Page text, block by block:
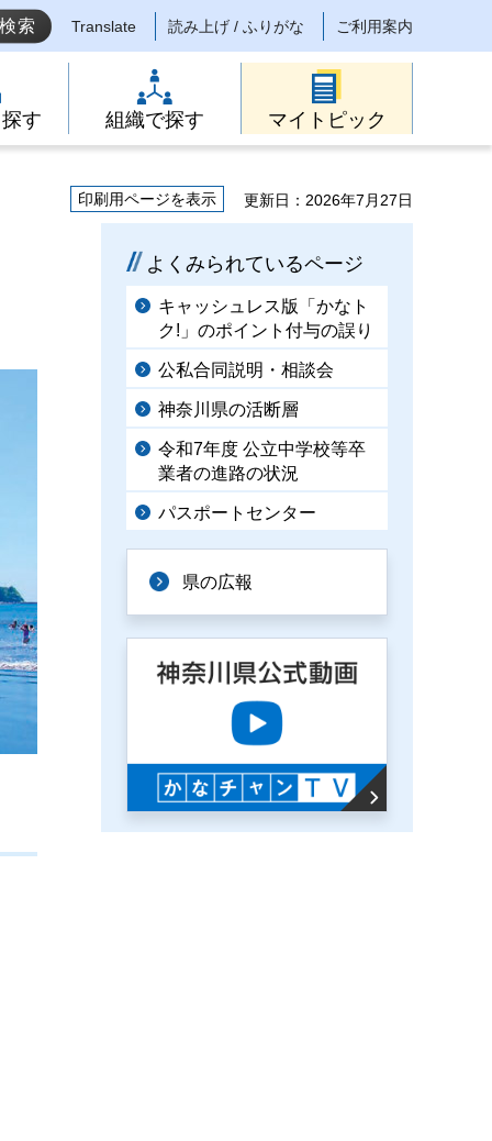
Translate 読み上げ / ふりがな ご利用案内
す 組織で探す マイトピック
印刷用ページを表示
更新日：2026年7月27日
よくみられているページ
キャッシュレス版「かなト
ク!」のポイント付与の誤り
公私合同説明・相談会
神奈川県の活断層
令和7年度 公立中学校等卒
業者の進路の状況
パスポートセンター
県の広報